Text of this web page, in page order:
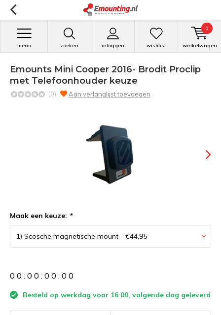
zoeken inloggen
menu wishlist winkelwagen
0
Emounts Mini Cooper 2016- Brodit Proclip
met Telefoonhouder keuze
(0) Aan verlanglijst toevoegen
Maak een keuze: *
0 0 : 0 0 : 0 0 : 0 0
Besteld op werkdag voor 16:00, volgende dag geleverd